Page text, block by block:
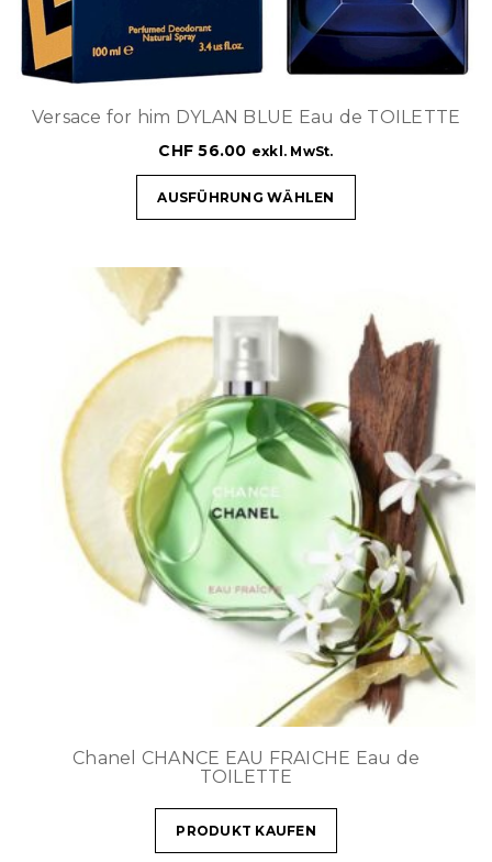
Versace for him DYLAN BLUE Eau de TOILETTE
CHF 56.00 exkl. MwSt.
AUSFÜHRUNG WÄHLEN
Chanel CHANCE EAU FRAICHE Eau de
TOILETTE
PRODUKT KAUFEN